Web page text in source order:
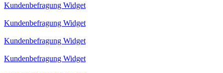
Kundenbefragung Widget
Kundenbefragung Widget
Kundenbefragung Widget
Kundenbefragung Widget